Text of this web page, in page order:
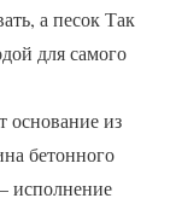
а песок Так
для самого
основание из
бетонного
исполнение